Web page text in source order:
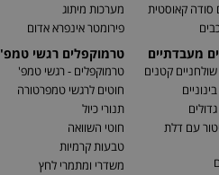
סודה קאוסטית
מעבדתיים
קטנים
עם דלת
מערכות מיתוג
פירומטר אינפרא אדום
טרמוקפלים רגשי טמפ'
טרמוקפלים - רגשי טמפ'
חוטים לרגשי טמפרטורה
תנורי כיול
חוטי השוואה
טבעות קרמיות
משדרי ומתמרי לחץ